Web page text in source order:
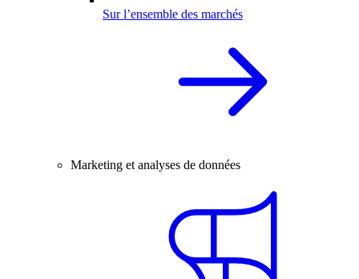
Sur l’ensemble des marchés
Marketing et analyses de données